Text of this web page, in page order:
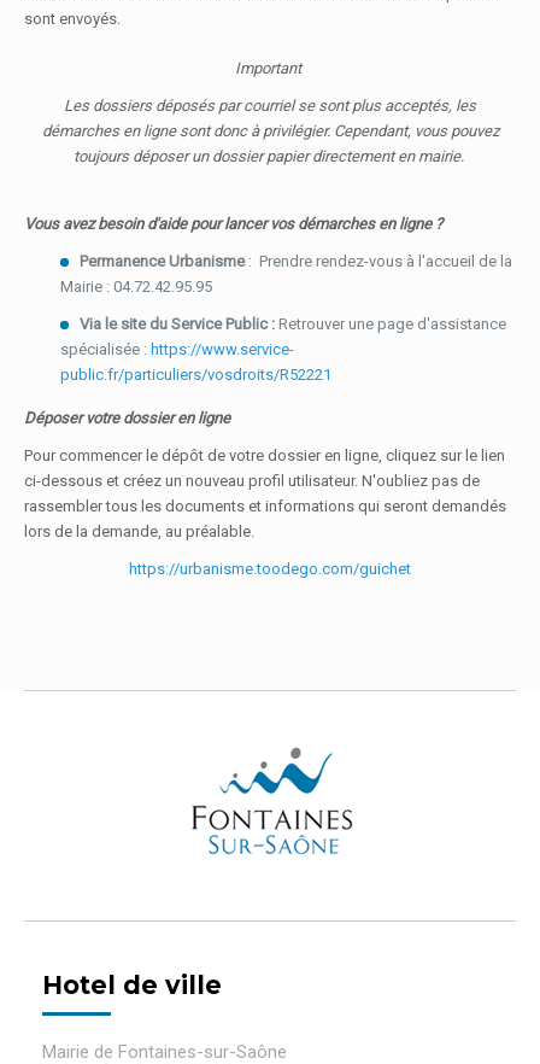
sont envoyés.
Important
Les dossiers déposés par courriel se sont plus acceptés, les
démarches en ligne sont donc à privilégier. Cependant, vous pouvez
toujours déposer un dossier papier directement en mairie.
Vous avez besoin d'aide pour lancer vos démarches en ligne ?
Permanence Urbanisme: Prendre rendez-vous à l'accueil de la
Mairie : 04.72.42.95.95
Via le site du Service Public : Retrouver une page d'assistance
spécialisée : https://www.service-
public.fr/particuliers/vosdroits/R52221
Déposer votre dossier en ligne
Pour commencer le dépôt de votre dossier en ligne, cliquez sur le lien
ci-dessous et créez un nouveau profil utilisateur. N'oubliez pas de
rassembler tous les documents et informations qui seront demandés
lors de la demande, au préalable.
https://urbanisme.toodego.com/guichet
Hotel de ville
Mairie de Fontaines-sur-Saône